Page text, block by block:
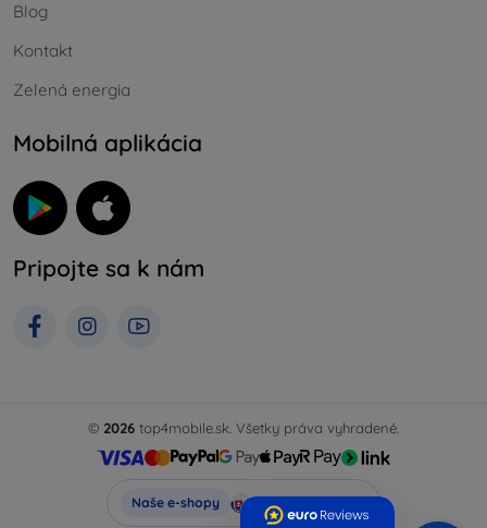
Blog
Kontakt
Zelená energia
Mobilná aplikácia
Pripojte sa k nám
© 2026 top4mobile.sk. Všetky práva vyhradené.
Naše e-shopy Top4Mobile.sk